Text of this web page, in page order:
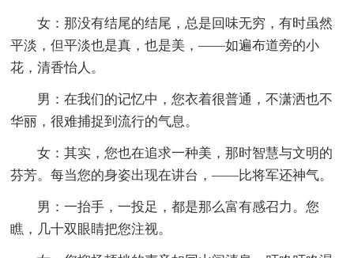
女：那没有结尾的结尾，总是回味无穷，有时虽然
平淡，但平淡也是真，也是美，——如遍布道旁的小
花，清香怡人。
男：在我们的记忆中，您衣着很普通，不潇洒也不
华丽，很难捕捉到流行的气息。
女：其实，您也在追求一种美，那时智慧与文明的
芬芳。每当您的身姿出现在讲台，——比将军还神气。
男：一抬手，一投足，都是那么富有感召力。您
瞧，几十双眼睛把您注视。